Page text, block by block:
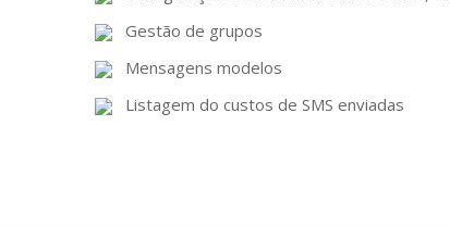
Gestão de grupos
Mensagens modelos
Listagem do custos de SMS enviadas